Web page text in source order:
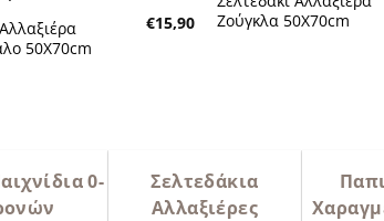
50Χ70cm
€15,90
Ζούγκλα 50Χ70cm
0-
Σελτεδάκια
Αλλαξιέρες